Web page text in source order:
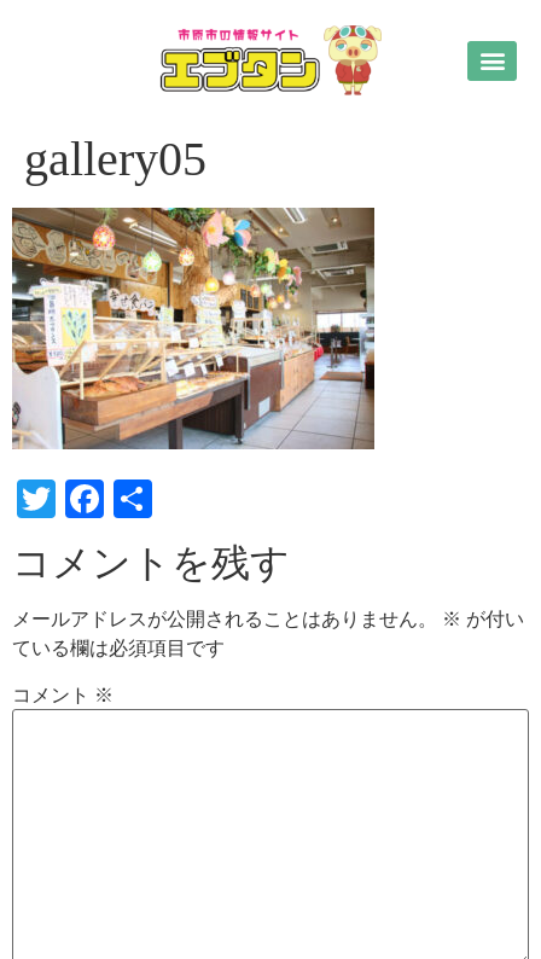
gallery05
TwitterFacebook
有
コメントを残す
メールアドレスが公開されることはありません。 ※ が付い
ている欄は必須項目です
コメント ※